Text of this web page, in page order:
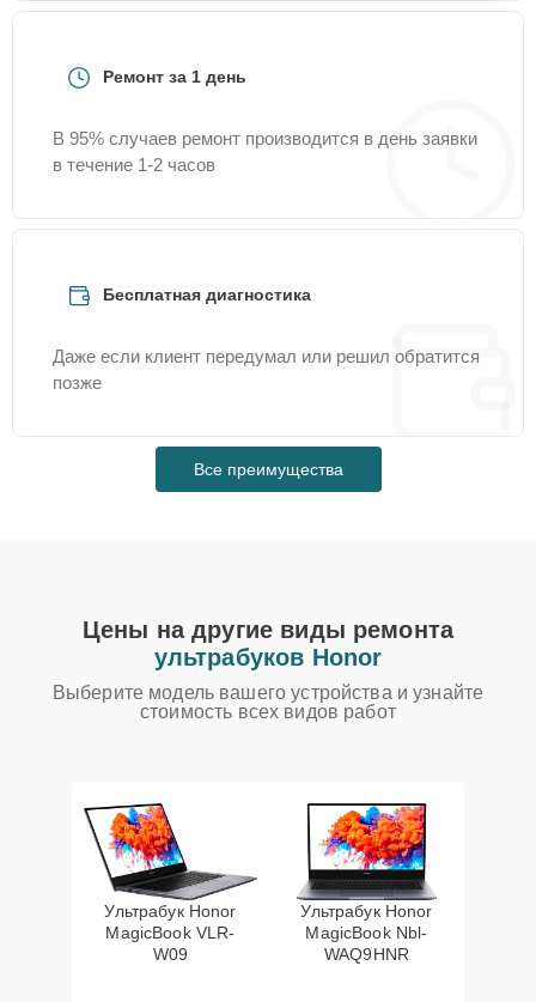
Ремонт за 1 день
В 95% случаев ремонт производится в день заявки
в течение 1-2 часов
Бесплатная диагностика
Даже если клиент передумал или решил обратится
позже
Все преимущества
Цены на другие виды ремонта
ультрабуков Honor
Выберите модель вашего устройства и узнайте
стоимость всех видов работ
Ультрабук Honor
MagicBook VLR-
W09
Ультрабук Honor
MagicBook Nbl-
WAQ9HNR